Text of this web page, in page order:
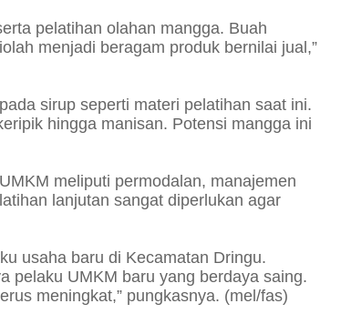
pelatihan olahan mangga. Buah
menjadi beragam produk bernilai jual,”
sirup seperti materi pelatihan saat ini.
hingga manisan. Potensi mangga ini
meliputi permodalan, manajemen
lanjutan sangat diperlukan agar
usaha baru di Kecamatan Dringu.
pelaku UMKM baru yang berdaya saing.
meningkat,” pungkasnya. (mel/fas)